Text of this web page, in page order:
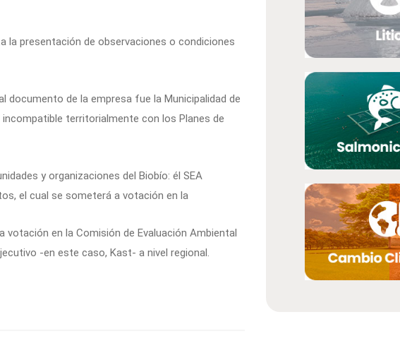
la presentación de observaciones o condiciones
documento de la empresa fue la Municipalidad de
territorialmente con los Planes de
y organizaciones del Biobío: él SEA
el cual se someterá a votación en la
en la Comisión de Evaluación Ambiental
-en este caso, Kast- a nivel regional.